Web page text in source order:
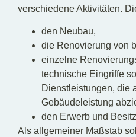
verschiedene Aktivitäten.
den Neubau,
die Renovierung von
einzelne
technische Eingriffe
Dienstleistungen, die
Gebäudeleistung
den Erwerb und
Als allgemeiner Maßstab